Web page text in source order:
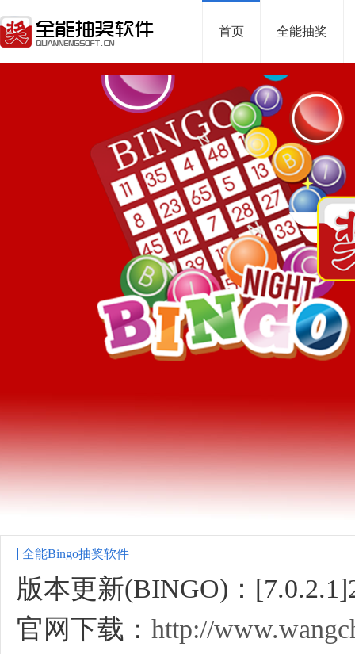
首页 全能抽奖
全能Bingo抽奖软件
版本更新(BINGO)：
官网下载： http://